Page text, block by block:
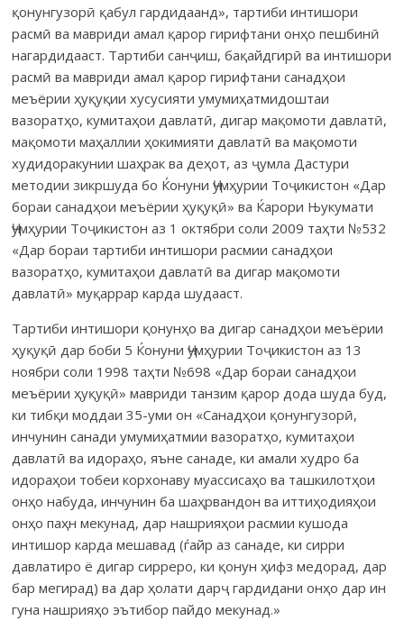
қонунгузорӣ қабул гардидаанд», тартиби интишори
расмӣ ва мавриди амал қарор гирифтани онҳо пешбинӣ
нагардидааст. Тартиби санҷиш, бақайдгирӣ ва интишори
расмӣ ва мавриди амал қарор гирифтани санадҳои
меъёрии ҳуқуқии хусусияти умумиҳатмидоштаи
вазоратҳо, кумитаҳои давлатӣ, дигар мақомоти давлатӣ,
мақомоти маҳаллии ҳокимияти давлатӣ ва мақомоти
худидоракунии шаҳрак ва деҳот, аз ҷумла Дастури
методии зикршуда бо Ќонуни Ҷумҳурии Тоҷикистон «Дар
бораи санадҳои меъёрии ҳуқуқӣ» ва Ќарори Њукумати
Ҷумҳурии Тоҷикистон аз 1 октябри соли 2009 таҳти №532
«Дар бораи тартиби интишори расмии санадҳои
вазоратҳо, кумитаҳои давлатӣ ва дигар мақомоти
давлатӣ» муқаррар карда шудааст.
Тартиби интишори қонунҳо ва дигар санадҳои меъёрии
ҳуқуқӣ дар боби 5 Ќонуни Ҷумҳурии Тоҷикистон аз 13
ноябри соли 1998 таҳти №698 «Дар бораи санадҳои
меъёрии ҳуқуқӣ» мавриди танзим қарор дода шуда буд,
ки тибқи моддаи 35-уми он «Санадҳои қонунгузорӣ,
инчунин санади умумиҳатмии вазоратҳо, кумитаҳои
давлатӣ ва идораҳо, яъне санаде, ки амали худро ба
идораҳои тобеи корхонаву муассисаҳо ва ташкилотҳои
онҳо набуда, инчунин ба шаҳрвандон ва иттиҳодияҳои
онҳо паҳн мекунад, дар нашрияҳои расмии кушода
интишор карда мешавад (ѓайр аз санаде, ки сирри
давлатиро ё дигар сирреро, ки қонун ҳифз медорад, дар
бар мегирад) ва дар ҳолати дарҷ гардидани онҳо дар ин
гуна нашрияҳо эътибор пайдо мекунад.»